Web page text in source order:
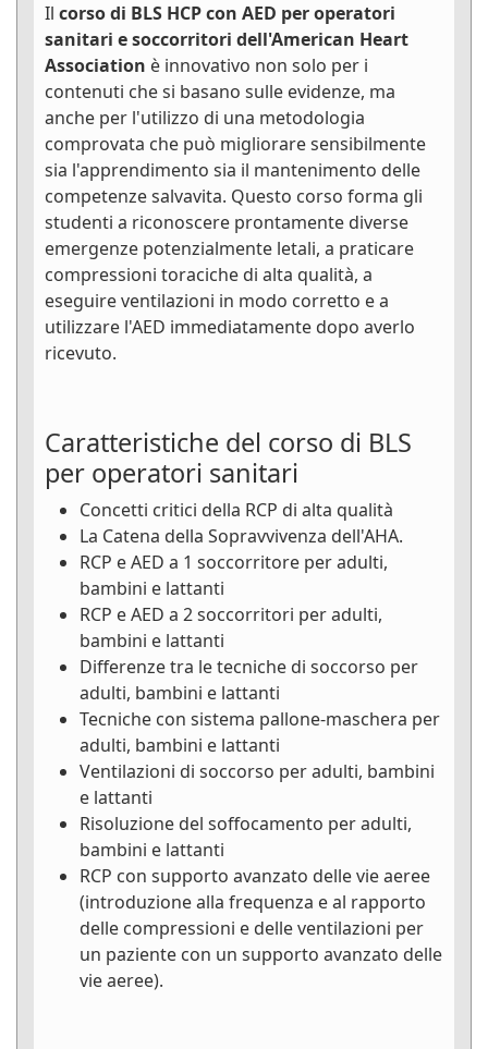
Il corso di BLS HCP con AED per operatori
sanitari e soccorritori dell'American Heart
Association è innovativo non solo per i
contenuti che si basano sulle evidenze, ma
anche per l'utilizzo di una metodologia
comprovata che può migliorare sensibilmente
sia l'apprendimento sia il mantenimento delle
competenze salvavita. Questo corso forma gli
studenti a riconoscere prontamente diverse
emergenze potenzialmente letali, a praticare
compressioni toraciche di alta qualità, a
eseguire ventilazioni in modo corretto e a
utilizzare l'AED immediatamente dopo averlo
ricevuto.
Caratteristiche del corso di BLS
per operatori sanitari
Concetti critici della RCP di alta qualità
La Catena della Sopravvivenza dell'AHA.
RCP e AED a 1 soccorritore per adulti,
bambini e lattanti
RCP e AED a 2 soccorritori per adulti,
bambini e lattanti
Differenze tra le tecniche di soccorso per
adulti, bambini e lattanti
Tecniche con sistema pallone-maschera per
adulti, bambini e lattanti
Ventilazioni di soccorso per adulti, bambini
e lattanti
Risoluzione del soffocamento per adulti,
bambini e lattanti
RCP con supporto avanzato delle vie aeree
(introduzione alla frequenza e al rapporto
delle compressioni e delle ventilazioni per
un paziente con un supporto avanzato delle
vie aeree).